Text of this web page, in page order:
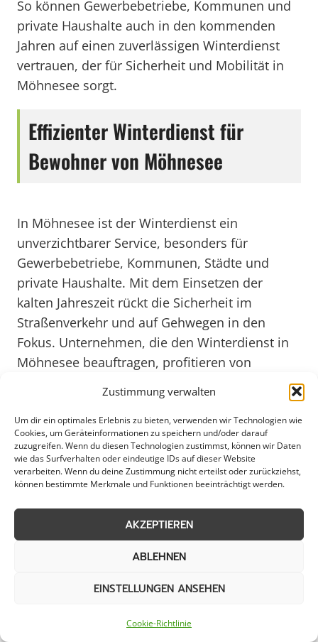
Zustimmung verwalten
Um dir ein optimales Erlebnis zu bieten, verwenden wir Technologien wie
Cookies, um Geräteinformationen zu speichern und/oder darauf
zuzugreifen. Wenn du diesen Technologien zustimmst, können wir Daten
wie das Surfverhalten oder eindeutige IDs auf dieser Website
verarbeiten. Wenn du deine Zustimmung nicht erteilst oder zurückziehst,
können bestimmte Merkmale und Funktionen beeinträchtigt werden.
AKZEPTIEREN
ABLEHNEN
EINSTELLUNGEN ANSEHEN
Cookie-Richtlinie
So können Gewerbebetriebe, Kommunen und
private Haushalte auch in den kommenden
Jahren auf einen zuverlässigen Winterdienst
vertrauen, der für Sicherheit und Mobilität in
Möhnesee sorgt.
Effizienter Winterdienst für
Bewohner von Möhnesee
In Möhnesee ist der Winterdienst ein
unverzichtbarer Service, besonders für
Gewerbebetriebe, Kommunen, Städte und
private Haushalte. Mit dem Einsetzen der
kalten Jahreszeit rückt die Sicherheit im
Straßenverkehr und auf Gehwegen in den
Fokus. Unternehmen, die den Winterdienst in
Möhnesee beauftragen, profitieren von
zuverlässiger Schneeräumung und Streupflicht.
Durch regelmäßige Kontrollen und Einsätze
wird gewährleistet, dass die Verkehrssicherheit
gewährleistet ist und Fußgänger sowie
Fahrzeuge sicher passieren können.
Die professionellen Dienstleister in Möhnesee
bieten maßgeschneiderte
Winterdienstleistungen für unterschiedliche
Bedürfnisse an. Vom Schneeräumen von
Parkplätzen und Zufahrten bis hin zur Streuung
zu vermeiden – die Anbieter sind darauf